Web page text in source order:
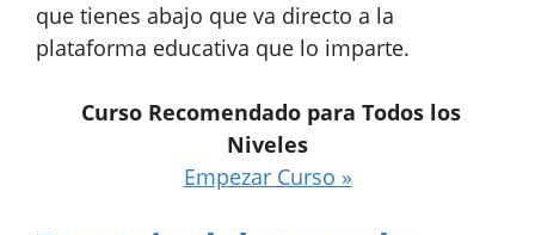
que tienes abajo que va directo a la
plataforma educativa que lo imparte.
Curso Recomendado para Todos los
Niveles
Empezar Curso »